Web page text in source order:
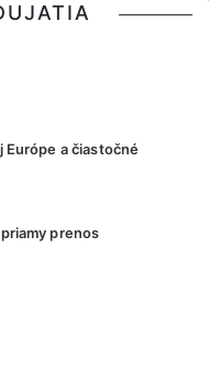
Európe a čiastočné
prenos